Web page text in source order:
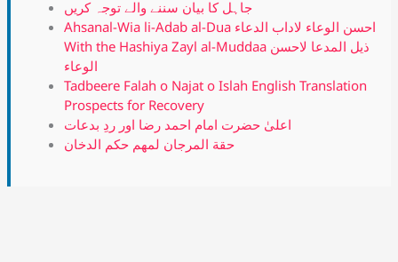
جاہل کا بیان سننے والے توجہ کریں
Ahsanal-Wia li-Adab al-Dua احسن الوعاء لاداب الدعاء
With the Hashiya Zayl al-Muddaa ذيل المدعا لاحسن
الوعاء
Tadbeere Falah o Najat o Islah English Translation
Prospects for Recovery
اعلیٰ حضرت امام احمد رضا اور ردِ بدعات
حقة المرجان لمهم حكم الدخان